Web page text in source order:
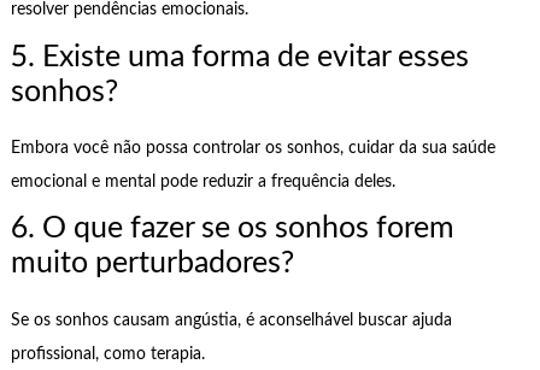
resolver pendências emocionais.
5. Existe uma forma de evitar esses
sonhos?
Embora você não possa controlar os sonhos, cuidar da sua saúde
emocional e mental pode reduzir a frequência deles.
6. O que fazer se os sonhos forem
muito perturbadores?
Se os sonhos causam angústia, é aconselhável buscar ajuda
profissional, como terapia.